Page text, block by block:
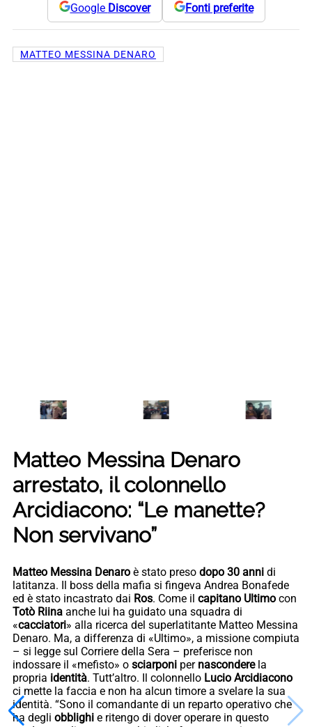
Google Discover Fonti preferite
MATTEO MESSINA DENARO
Matteo Messina Denaro
arrestato, il colonnello
Arcidiacono: “Le manette?
Non servivano”
Matteo Messina Denaro è stato preso dopo 30 anni di
latitanza. Il boss della mafia si fingeva Andrea Bonafede
ed è stato incastrato dai Ros. Come il capitano Ultimo con
Totò Riina anche lui ha guidato una squadra di
«cacciatori» alla ricerca del superlatitante Matteo Messina
Denaro. Ma, a differenza di «Ultimo», a missione compiuta
– si legge sul Corriere della Sera – preferisce non
indossare il «mefisto» o sciarponi per nascondere la
propria identità. Tutt’altro. Il colonnello Lucio Arcidiacono
ci mette la faccia e non ha alcun timore a svelare la sua
identità. “Sono il comandante di un reparto operativo che
ha degli obblighi e ritengo di dover operare in questo